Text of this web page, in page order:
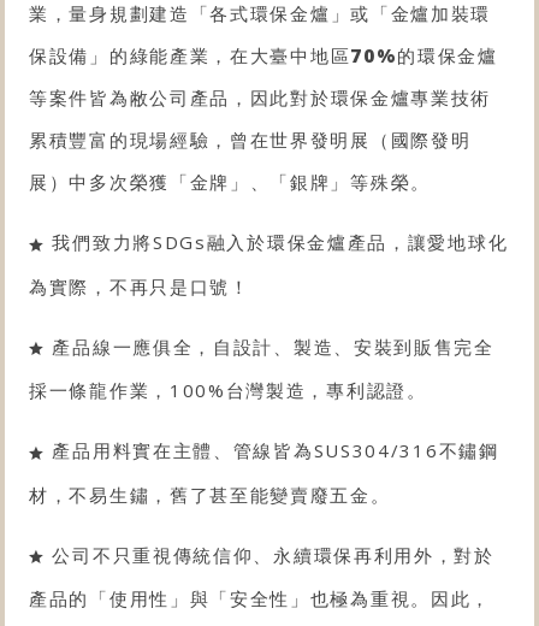
業，量身規劃建造「各式環保金爐 」或「金爐 加裝環
保設備 」的綠能產業，在大臺中地區70%的環保金爐
等案件皆為敝公司產品，因此對於環保金爐專業技術
累積豐富的現場經驗，曾在世界發明展（國際發明
展）中多次榮獲「金牌」、「銀牌」等殊榮。
我們致力將SDGs融入於環保金爐產品，讓愛地球化
為實際，不再只是口號！
產品線一應俱全，自設計、製造、安裝到販售完全
採一條龍作業，100%台灣製造，專利認證。
產品用料實在主體、管線皆為SUS304/316不鏽鋼
材，不易生鏽，舊了甚至能變賣廢五金。
公司不只重視傳統信仰、永續環保再利用外，對於
產品的「使用性」與「安全性」也極為重視。因此，